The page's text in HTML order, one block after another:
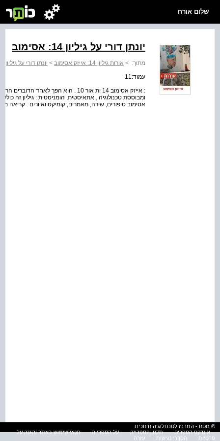
שלום אורח
יונתן דורי על גיליון 14: אסימוב
מתוך: > אורות גיליון 14: אייזק אסימוב > יונתן דורי על גיליון 14: אסימוב
עמוד:11
: אייזק אסימוב 14 ות אור 10 . הוא הפך
ומבוססת טכנולוגיה . אתאיסטית, הומניסטית : גיליון זה
אסימוב סיפורים, שירה, מאמרים, קומיקס ואיורים . קריאה
© מטח - המרכז לטכנולוגיה חינוכית
אינדקס הספרים
תקנון הספרייה על הספרייה
תנאי שימוש באתר והגנה על
פרטיות
הסדרי נגישות עזרה